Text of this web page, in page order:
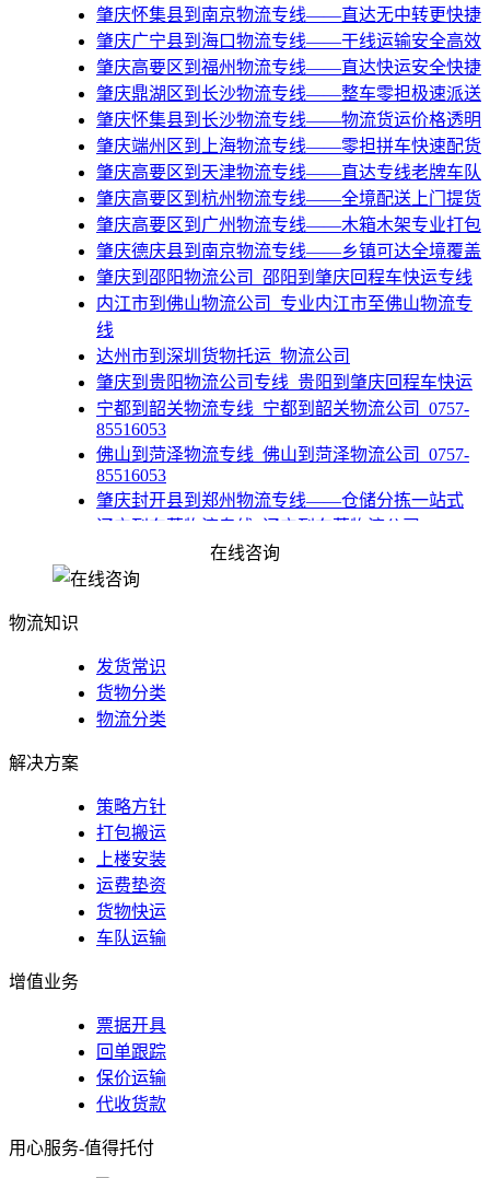
肇庆怀集县到南京物流专线——直达无中转更快捷
肇庆广宁县到海口物流专线——干线运输安全高效
肇庆高要区到福州物流专线——直达快运安全快捷
肇庆鼎湖区到长沙物流专线——整车零担极速派送
肇庆怀集县到长沙物流专线——物流货运价格透明
肇庆端州区到上海物流专线——零担拼车快速配货
肇庆高要区到天津物流专线——直达专线老牌车队
肇庆高要区到杭州物流专线——全境配送上门提货
肇庆高要区到广州物流专线——木箱木架专业打包
肇庆德庆县到南京物流专线——乡镇可达全境覆盖
​肇庆到邵阳物流公司_邵阳到肇庆回程车快运专线
​内江市到佛山物流公司_专业内江市至佛山物流专
线
​达州市到深圳货物托运_物流公司
​肇庆到贵阳物流公司专线_贵阳到肇庆回程车快运
宁都到韶关物流专线_宁都到韶关物流公司_0757-
85516053
佛山到菏泽物流专线_佛山到菏泽物流公司_0757-
85516053
肇庆封开县到郑州物流专线——仓储分拣一站式
​辽宁到东莞物流专线_辽宁到东莞物流公司
​攀枝花到清远物流专线_攀枝花到清远物流公司
佛山到钦州物流公司_货运公司_钦州专线
在线咨询
物流知识
发货常识
货物分类
物流分类
解决方案
策略方针
打包搬运
上楼安装
运费垫资
货物快运
车队运输
增值业务
票据开具
回单跟踪
保价运输
代收货款
用心服务-值得托付